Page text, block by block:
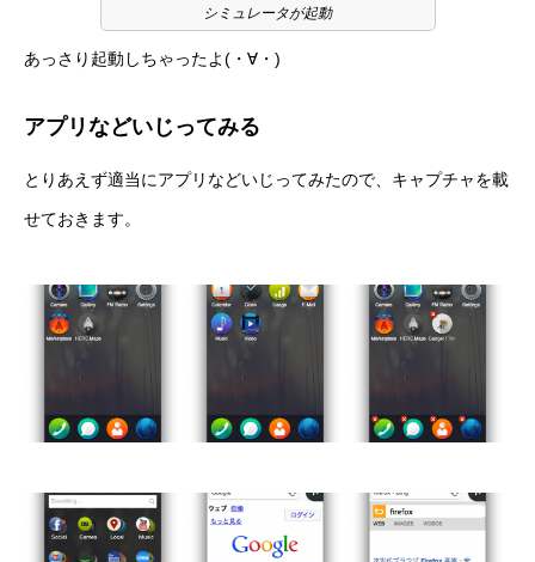
シミュレータが起動
あっさり起動しちゃったよ(・∀・)
アプリなどいじってみる
とりあえず適当にアプリなどいじってみたので、キャプチャを載
せておきます。